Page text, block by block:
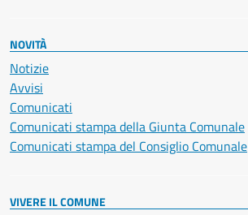
NOVITÀ
Notizie
Avvisi
Comunicati
Comunicati stampa della Giunta Comunale
Comunicati stampa del Consiglio Comunale
VIVERE IL COMUNE